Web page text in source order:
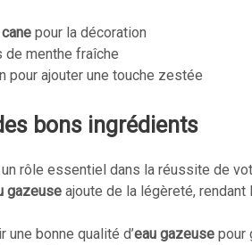
pour la décoration
menthe fraîche
pour ajouter une touche zestée
bons ingrédients
rôle essentiel dans la réussite de
gazeuse ajoute de la légèreté,
une bonne qualité d’eau gazeuse pour